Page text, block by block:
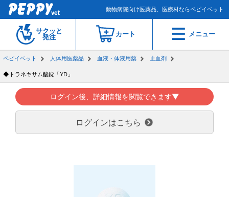
動物病院向け医薬品、医療材ならペピイベット
サクッと
発注
カート メニュー
ペピイベット 人体用医薬品 血液・体液用薬 止血剤
◆トラネキサム酸錠「YD」
ログイン後、詳細情報を閲覧できます▼
ログインはこちら